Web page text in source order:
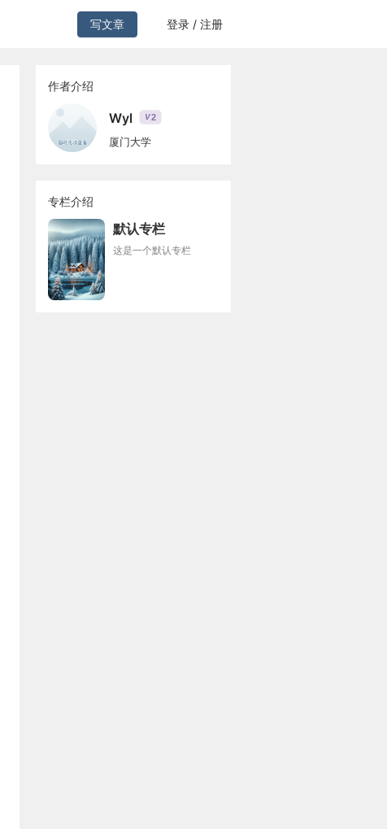
写文章 登录 / 注册
作者介绍
Wyl V2
厦门大学
专栏介绍
默认专栏
这是一个默认专栏